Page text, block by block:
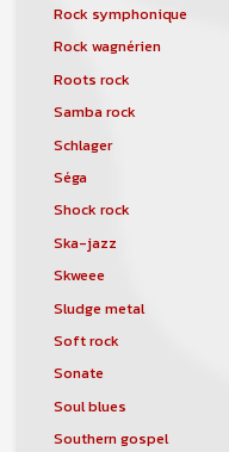
Rock symphonique
Rock wagnérien
Roots rock
Samba rock
Schlager
Séga
Shock rock
Ska-jazz
Skweee
Sludge metal
Soft rock
Sonate
Soul blues
Southern gospel